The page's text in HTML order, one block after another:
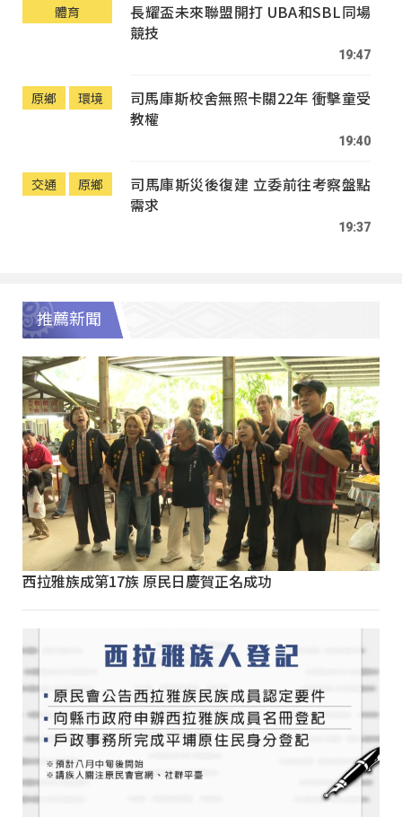
體育
長耀盃未來聯盟開打 UBA和SBL同場
競技
19:47
原鄉 環境
司馬庫斯校舍無照卡關22年 衝擊童受
教權
19:40
交通 原鄉
司馬庫斯災後復建 立委前往考察盤點
需求
19:37
推薦新聞
西拉雅族成第17族 原民日慶賀正名成功